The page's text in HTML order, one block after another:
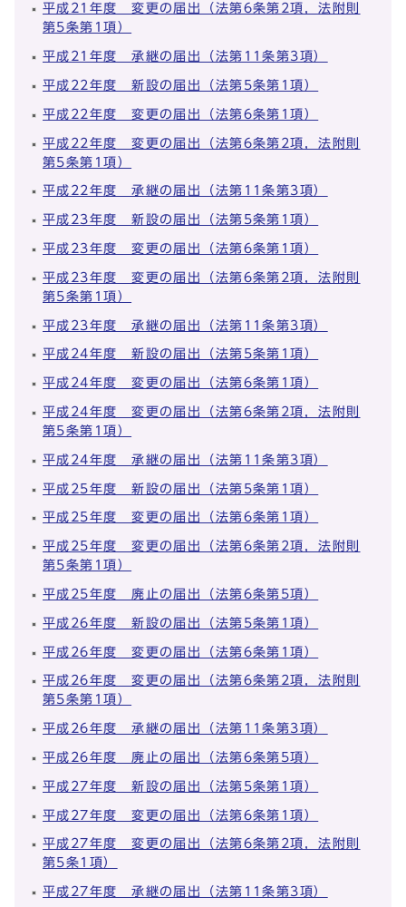
平成21年度 変更の届出（法第6条第2項，法附則
第5条第1項）
平成21年度 承継の届出（法第11条第3項）
平成22年度 新設の届出（法第5条第1項）
平成22年度 変更の届出（法第6条第1項）
平成22年度 変更の届出（法第6条第2項，法附則
第5条第1項）
平成22年度 承継の届出（法第11条第3項）
平成23年度 新設の届出（法第5条第1項）
平成23年度 変更の届出（法第6条第1項）
平成23年度 変更の届出（法第6条第2項，法附則
第5条第1項）
平成23年度 承継の届出（法第11条第3項）
平成24年度 新設の届出（法第5条第1項）
平成24年度 変更の届出（法第6条第1項）
平成24年度 変更の届出（法第6条第2項，法附則
第5条第1項）
平成24年度 承継の届出（法第11条第3項）
平成25年度 新設の届出（法第5条第1項）
平成25年度 変更の届出（法第6条第1項）
平成25年度 変更の届出（法第6条第2項，法附則
第5条第1項）
平成25年度 廃止の届出（法第6条第5項）
平成26年度 新設の届出（法第5条第1項）
平成26年度 変更の届出（法第6条第1項）
平成26年度 変更の届出（法第6条第2項，法附則
第5条第1項）
平成26年度 承継の届出（法第11条第3項）
平成26年度 廃止の届出（法第6条第5項）
平成27年度 新設の届出（法第5条第1項）
平成27年度 変更の届出（法第6条第1項）
平成27年度 変更の届出（法第6条第2項，法附則
第5条1項）
平成27年度 承継の届出（法第11条第3項）